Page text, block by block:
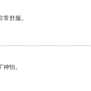
舒服。
怡。